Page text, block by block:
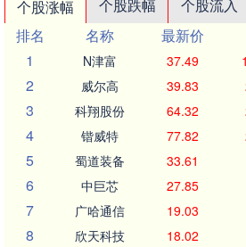
个股涨幅 个股跌幅 个股流入
排名
名称 最新价
1
N津富 37.49
2 威尔高 39.83
3 科翔股份 64.32
4 锴威特 77.82
5 蜀道装备 33.61
6 中巨芯 27.85
7 广哈通信 19.03
8 欣天科技 18.02